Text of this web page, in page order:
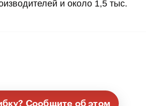
и около 1,5 тыс.
Сообщите об этом